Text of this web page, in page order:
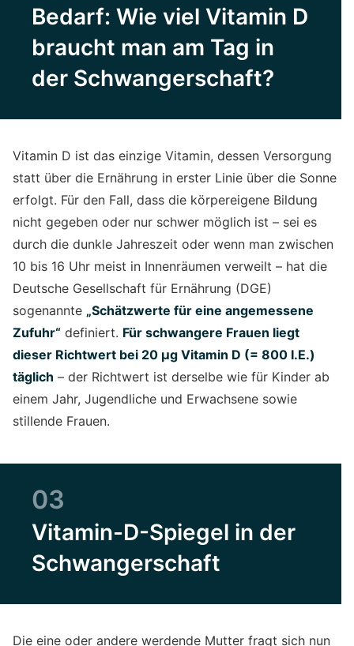
Bedarf: Wie viel Vitamin D
braucht man am Tag in
der Schwangerschaft?
Vitamin D ist das einzige Vitamin, dessen Versorgung
statt über die Ernährung in erster Linie über die Sonne
erfolgt. Für den Fall, dass die körpereigene Bildung
nicht gegeben oder nur schwer möglich ist – sei es
durch die dunkle Jahreszeit oder wenn man zwischen
10 bis 16 Uhr meist in Innenräumen verweilt – hat die
Deutsche Gesellschaft für Ernährung (DGE)
sogenannte „Schätzwerte für eine angemessene
Zufuhr“ definiert. Für schwangere Frauen liegt
dieser Richtwert bei 20 µg Vitamin D (= 800 I.E.)
täglich – der Richtwert ist derselbe wie für Kinder ab
einem Jahr, Jugendliche und Erwachsene sowie
stillende Frauen.
03
Vitamin-D-Spiegel in der
Schwangerschaft
Die eine oder andere werdende Mutter fragt sich nun